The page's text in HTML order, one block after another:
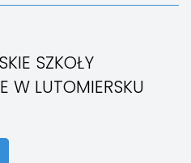
SZKOŁY
W LUTOMIERSKU